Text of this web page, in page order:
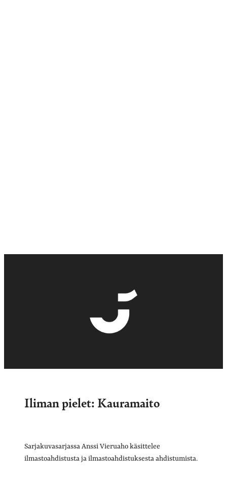
Iliman pielet: Kauramaito
Sarjakuvasarjassa Anssi Vieruaho käsittelee
ilmastoahdistusta ja ilmastoahdistuksesta ahdistumista.